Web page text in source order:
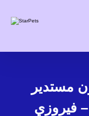
مستدير
13 مم – فيروزي –